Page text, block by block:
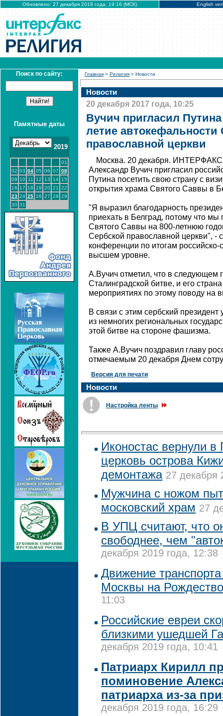
Обновлено: 27 декабря 2019 года, 19:16 (МСК) English
Поиск по сайту:
Памятные даты
2019
01
02 03 04 05 06 07 08
09 10 11 12 13 14 15
16 17 18 19 20 21
22
23 24 25 26 27 28 29
30 31
Главная > Религия > Новости
Новости
20 декабря 2017 года, 10:25
Вучич пригласил
летие автокефальности
православной церкви
Москва. 20 декабря.
Александр Вучич пригласил
Путина посетить свою страну с
открытия храма Святого Саввы в
"Я выразил благодарность
приехать в Белград, потому что
Святого Саввы на 800-летнюю
Сербской православной церкви", -
конференции по итогам российско-
высшем уровне.
А.Вучич отметил, что в следующем
Сталинградской битве, и его
мероприятиях по этому поводу на
В связи с этим сербский
из немногих региональных
этой битве на стороне фашизма.
Также А.Вучич поздравил главу
отмечаемым 20 декабря Днем
Версия для печати
Новости
Настройка ленты
Иконостас вернули
церковь острова
демонтажа 27 декабря
Мужчина с ножом
московский храм 27
В УПЦ считают, что
свободнее, чем
декабря 2019 года, 12:38
Движение
Москвы на Рождество
11:03
Российские евреи
близкими ушедшей
декабря 2019 года, 10:41
Патриарх Кирилл
поминовение
патриарха из-за
декабря 2019 года, 16:29